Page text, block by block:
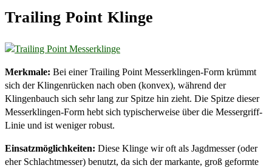
Trailing Point Klinge
Merkmale: Bei einer Trailing Point Messerklingen-Form krümmt
sich der Klingenrücken nach oben (konvex), während der
Klingenbauch sich sehr lang zur Spitze hin zieht. Die Spitze dieser
Messerklingen-Form hebt sich typischerweise über die Messergriff-
Linie und ist weniger robust.
Einsatzmöglichkeiten: Diese Klinge wir oft als Jagdmesser (oder
eher Schlachtmesser) benutzt, da sich der markante, groß geformte